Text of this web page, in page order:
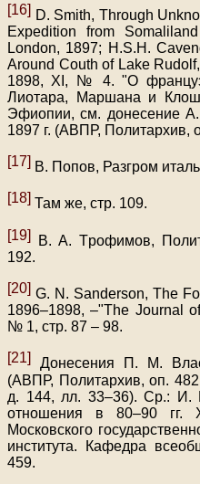
[16] D. Smith, Through
Expedition from
London, 1897; H.S.H.
Around Couth of Lake
1898, XI, № 4. "О
Лиотара, Маршана и
Эфиопии, см. донесение
1897 г. (АВПР, Политархив,
[17] В. Попов, Разгром
[18] Там же, стр. 109.
[19]
В. А. Тpофимов,
192.
[20] G. N. Sanderson, The
1896–1898, –"The Journal
№ 1, стр. 87 – 98.
[21]
Донесения П. M.
(АВПР, Политархив, оп.
д. 144, лл. 33–36). Ср.: И.
отношения в 80–90 гг.
Московского
института. Кафедра
459.